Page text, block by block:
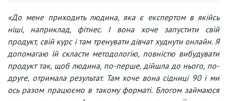
«До мене приходить людина, яка є експертом в якійсь
ніші, наприклад, фітнес. І вона хоче запустити свій
продукт, свій курс і там тренувати дівчат худнути онлайн. Я
допомагаю їй скласти методологію, повністю вибудувати
продукт так, щоб людина, по-перше, дійшла до нього, по-
друге, отримала результат. Там хоче вона сідниці 90 і ми
ось разом працюємо в такому форматі. Блогом займаюся